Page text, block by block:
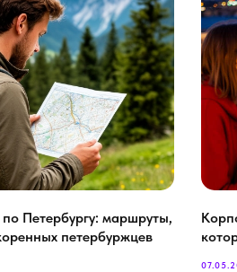
Петербургу: маршруты,
петербуржцев